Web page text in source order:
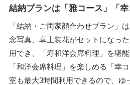
結納プランは「雅コース」「
「結納・ご両家顔合わせプラン」
念写真、卓上装花がセットになっ
用でき、「寿和洋会席料理」を堪
「和洋会席料理」を楽しめる「幸
室も最大3時間利用できるので、ゆ